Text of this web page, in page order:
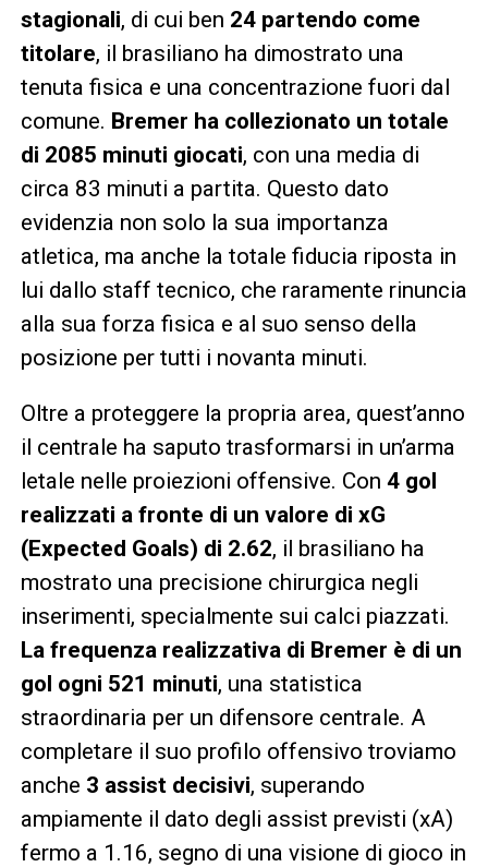
stagionali, di cui ben 24 partendo come
titolare, il brasiliano ha dimostrato una
tenuta fisica e una concentrazione fuori dal
comune. Bremer ha collezionato un totale
di 2085 minuti giocati, con una media di
circa 83 minuti a partita. Questo dato
evidenzia non solo la sua importanza
atletica, ma anche la totale fiducia riposta in
lui dallo staff tecnico, che raramente rinuncia
alla sua forza fisica e al suo senso della
posizione per tutti i novanta minuti.
Oltre a proteggere la propria area, quest’anno
il centrale ha saputo trasformarsi in un’arma
letale nelle proiezioni offensive. Con 4 gol
realizzati a fronte di un valore di xG
(Expected Goals) di 2.62, il brasiliano ha
mostrato una precisione chirurgica negli
inserimenti, specialmente sui calci piazzati.
La frequenza realizzativa di Bremer è di un
gol ogni 521 minuti, una statistica
straordinaria per un difensore centrale. A
completare il suo profilo offensivo troviamo
anche 3 assist decisivi, superando
ampiamente il dato degli assist previsti (xA)
fermo a 1.16, segno di una visione di gioco in